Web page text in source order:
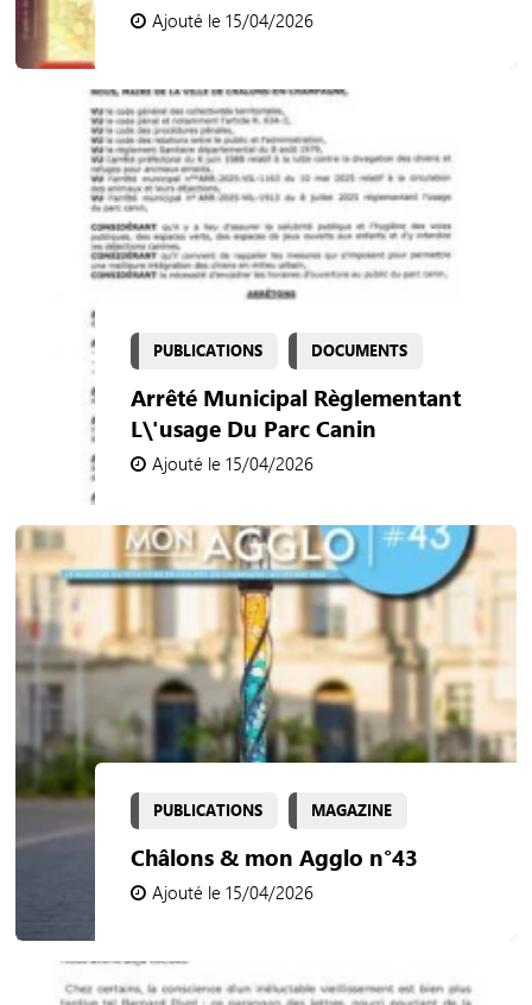
Ajouté le 15/04/2026
PUBLICATIONS DOCUMENTS
Arrêté Municipal Règlementant
L\'usage Du Parc Canin
Ajouté le 15/04/2026
PUBLICATIONS MAGAZINE
Châlons & mon Agglo n°43
Ajouté le 15/04/2026